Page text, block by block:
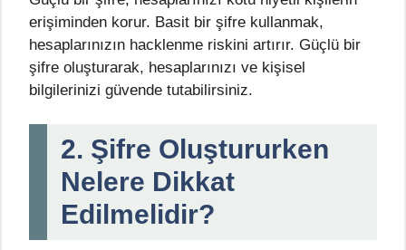
erişiminden korur. Basit bir şifre kullanmak,
hesaplarınızın hacklenme riskini artırır. Güçlü bir
şifre oluşturarak, hesaplarınızı ve kişisel
bilgilerinizi güvende tutabilirsiniz.
2. Şifre Oluştururken
Nelere Dikkat
Edilmelidir?